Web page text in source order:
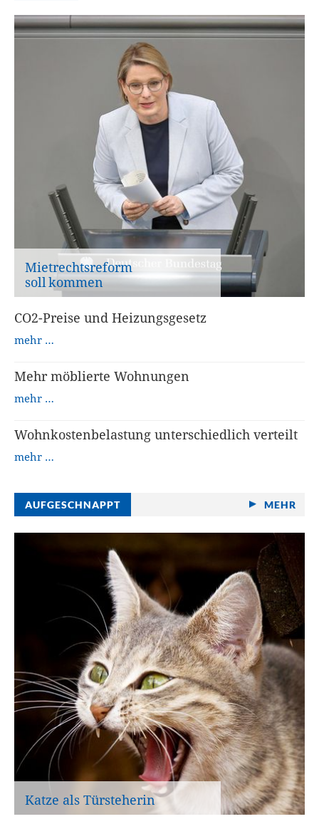
Mietrechtsreform
soll kommen
CO2-Preise und Heizungsgesetz
mehr …
Mehr möblierte Wohnungen
mehr …
Wohnkostenbelastung unterschiedlich verteilt
mehr …
AUFGESCHNAPPT MEHR
Katze als Türsteherin